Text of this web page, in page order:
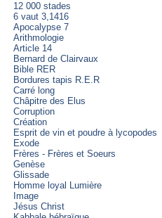
12 000 stades
6 vaut 3,1416
Apocalypse 7
Arithmologie
Article 14
Bernard de Clairvaux
Bible RER
Bordures tapis R.E.R
Carré long
Châpitre des Elus
Corruption
Création
Esprit de vin et poudre à lycopodes
Exode
Frères - Frères et Soeurs
Genèse
Glissade
Homme loyal Lumière
Image
Jésus Christ